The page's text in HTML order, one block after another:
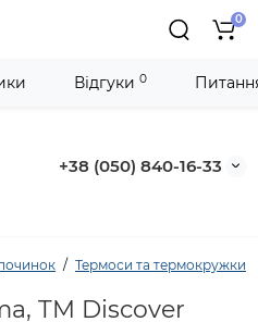
+38 (050) 840-16-33
0
Термоси та термокружки
TM Discover
Відгуки 0